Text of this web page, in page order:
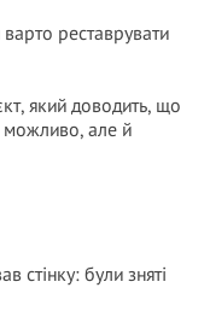
реставрувати
який доводить, що
можливо, але й
стінку: були зняті